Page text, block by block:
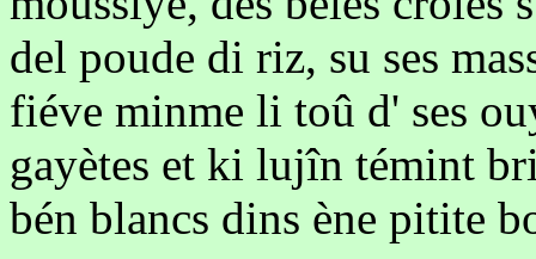
del poude di riz, su ses
fiéve minme li toû d' ses
gayètes et ki lujîn témint
bén blancs dins ène pitite